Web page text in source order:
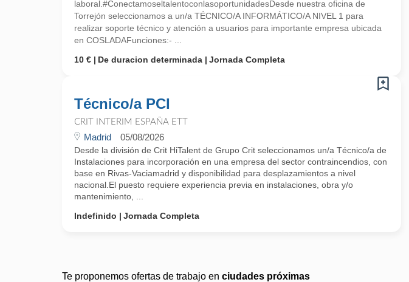
laboral.#ConectamoseltalentoconlasoportunidadesDesde nuestra oficina de
Torrejón seleccionamos a un/a TÉCNICO/A INFORMÁTICO/A NIVEL 1 para
realizar soporte técnico y atención a usuarios para importante empresa ubicada
en COSLADAFunciones:- ...
10 €
De duracion determinada Jornada Completa
Técnico/a PCI
CRIT INTERIM ESPAÑA ETT
Madrid 05/08/2026
Desde la división de Crit HiTalent de Grupo Crit seleccionamos un/a Técnico/a de
Instalaciones para incorporación en una empresa del sector contraincendios, con
base en Rivas-Vaciamadrid y disponibilidad para desplazamientos a nivel
nacional.El puesto requiere experiencia previa en instalaciones, obra y/o
mantenimiento, ...
Indefinido
Jornada Completa
Te proponemos ofertas de trabajo en ciudades próximas